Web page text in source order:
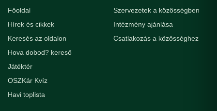
Főoldal
Hírek és cikkek
Keresés az oldalon
Hova dobod? kereső
Játéktér
OSZKár Kvíz
Havi toplista
Szervezetek a közösségben
Intézmény ajánlása
Csatlakozás a közösséghez